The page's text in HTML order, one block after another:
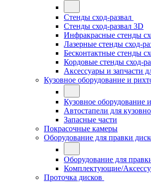
Стенды сход-развал
Стенды сход-развал 3D
Инфракрасные стенды
Лазерные стенды сход-
Бесконтактные стенды
Кордовые стенды сход-
Аксессуары и запчасти
Кузовное оборудование и
Кузовное оборудование
Автостапели для
Запасные части
Покрасочные камеры
Оборудование для правки
Оборудование для
Комплектующие/
Проточка дисков